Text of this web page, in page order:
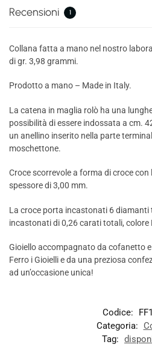
Recensioni 1
Collana fatta a mano nel nostro
di gr. 3,98 grammi.
Prodotto a mano – Made in Italy.
La catena in maglia rolò ha una
possibilità di essere indossata a cm.
un anellino inserito nella parte
moschettone.
Croce scorrevole a forma di croce
spessore di 3,00 mm.
La croce porta incastonati 6
incastonati di 0,26 carati totali, colore
Gioiello accompagnato da cofanetto
Ferro i Gioielli e da una preziosa
ad un’occasione unica!
Codice:
Categoria:
Tag: